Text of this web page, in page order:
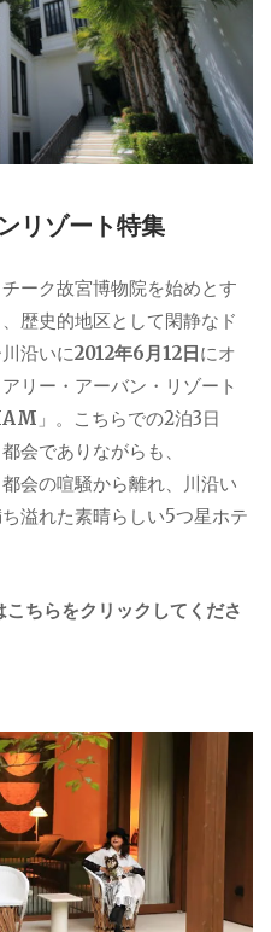
リゾート特集
ーク故宮博物院を始めとす
歴史的地区として閑静なド
沿いに2012年6月12日にオ
リー・アーバン・リゾート
」。こちらでの2泊3日
会でありながらも、
会の喧騒から離れ、川沿い
溢れた素晴らしい5つ星ホテ
ちらをクリックしてくださ